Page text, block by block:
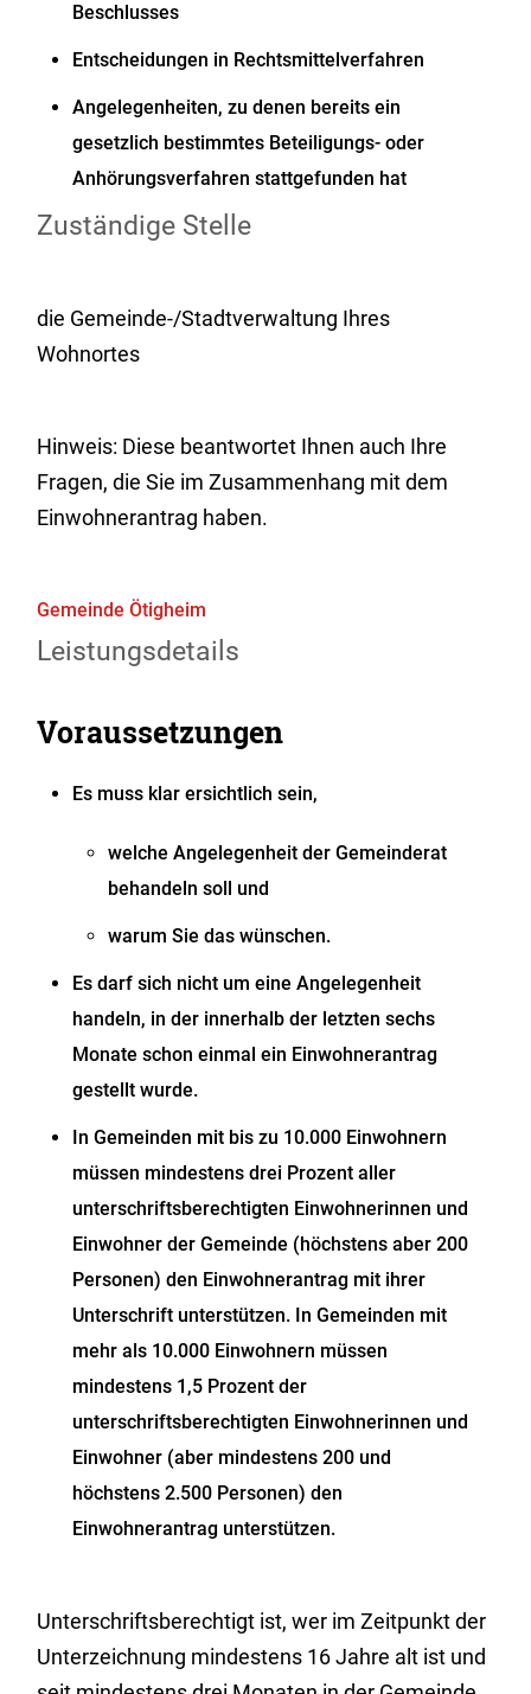
Beschlusses
Entscheidungen in Rechtsmittelverfahren
Angelegenheiten, zu denen bereits ein
gesetzlich bestimmtes Beteiligungs- oder
Anhörungsverfahren stattgefunden hat
Zuständige Stelle
die Gemeinde-/Stadtverwaltung Ihres
Wohnortes
Hinweis: Diese beantwortet Ihnen auch Ihre
Fragen, die Sie im Zusammenhang mit dem
Einwohnerantrag haben.
Gemeinde Ötigheim
Leistungsdetails
Voraussetzungen
Es muss klar ersichtlich sein,
welche Angelegenheit der Gemeinderat
behandeln soll und
warum Sie das wünschen.
Es darf sich nicht um eine Angelegenheit
handeln, in der innerhalb der letzten sechs
Monate schon einmal ein Einwohnerantrag
gestellt wurde.
In Gemeinden mit bis zu 10.000 Einwohnern
müssen mindestens drei Prozent aller
unterschriftsberechtigten Einwohnerinnen und
Einwohner der Gemeinde (höchstens aber 200
Personen) den Einwohnerantrag mit ihrer
Unterschrift unterstützen. In Gemeinden mit
mehr als 10.000 Einwohnern müssen
mindestens 1,5 Prozent der
unterschriftsberechtigten Einwohnerinnen und
Einwohner (aber mindestens 200 und
höchstens 2.500 Personen) den
Einwohnerantrag unterstützen.
Unterschriftsberechtigt ist, wer im Zeitpunkt der
Unterzeichnung mindestens 16 Jahre alt ist und